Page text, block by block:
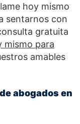
hoy mismo
sentarnos con
gratuita
mismo para
amables
abogados en